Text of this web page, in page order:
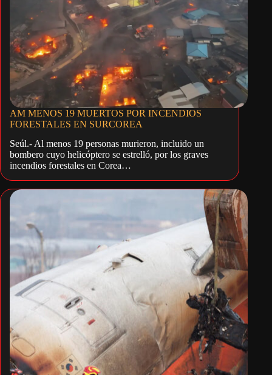
AM MENOS 19 MUERTOS POR INCENDIOS
FORESTALES EN SURCOREA
Seúl.- Al menos 19 personas murieron, incluido un
bombero cuyo helicóptero se estrelló, por los graves
incendios forestales en Corea…